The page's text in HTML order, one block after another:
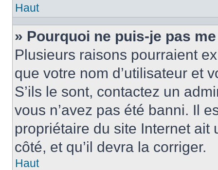
Haut
» Pourquoi ne puis-je pas
Plusieurs raisons pourraient
que votre nom d’utilisateur et
S’ils le sont, contactez un
vous n’avez pas été banni. Il
propriétaire du site Internet
côté, et qu’il devra la corriger.
Haut